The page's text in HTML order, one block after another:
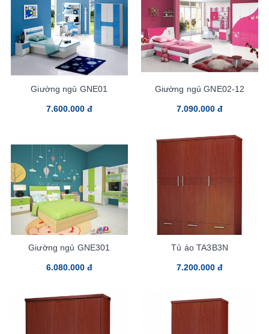
Giường ngủ GNE01
7.600.000 đ
Giường ngủ GNE02-12
7.090.000 đ
Giường ngủ GNE301
6.080.000 đ
Tủ áo TA3B3N
7.200.000 đ